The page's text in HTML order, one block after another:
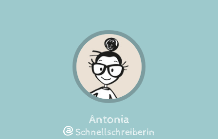
Antonia
Schnellschreiberin